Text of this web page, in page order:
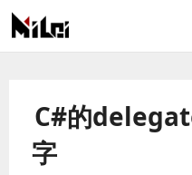
有
C#的
字